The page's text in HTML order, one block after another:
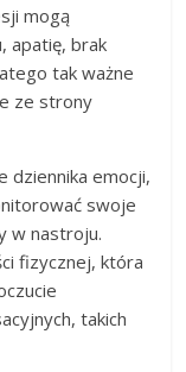
mogą
apatię, brak
tak ważne
ze strony
dziennika emocji,
swoje
w nastroju.
fizycznej, która
takich